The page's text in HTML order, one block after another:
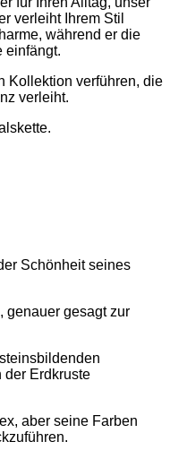
verleiht Ihrem Stil
während er die
einfängt.
Kollektion verführen, die
verleiht.
Schönheit seines
genauer gesagt zur
der Erdkruste
aber seine Farben